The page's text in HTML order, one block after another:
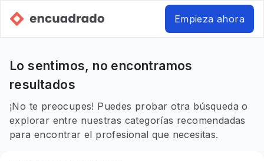
Empieza ahora
Lo sentimos, no encontramos
resultados
¡No te preocupes! Puedes probar otra búsqueda o
explorar entre nuestras categorías recomendadas
para encontrar el profesional que necesitas.